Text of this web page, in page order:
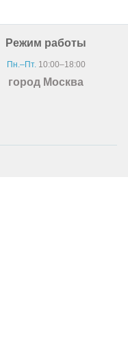
Режим работы
Пн.–Пт.10:00–18:00
город Москва